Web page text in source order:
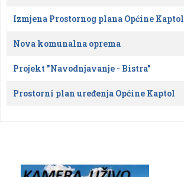
Izmjena Prostornog plana Općine Kaptol
Nova komunalna oprema
Projekt "Navodnjavanje - Bistra"
Prostorni plan uređenja Općine Kaptol